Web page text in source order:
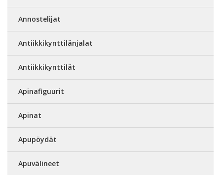
Annostelijat
Antiikkikynttilänjalat
Antiikkikynttilät
Apinafiguurit
Apinat
Apupöydät
Apuvälineet